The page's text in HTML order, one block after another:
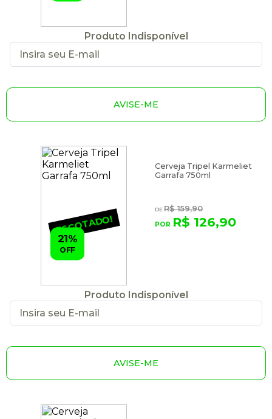
Produto Indisponível
AVISE-ME
ESGOTADO!
Cerveja Tripel Karmeliet
Garrafa 750ml
R$ 159,90
R$ 126,90
21%
OFF
Produto Indisponível
AVISE-ME